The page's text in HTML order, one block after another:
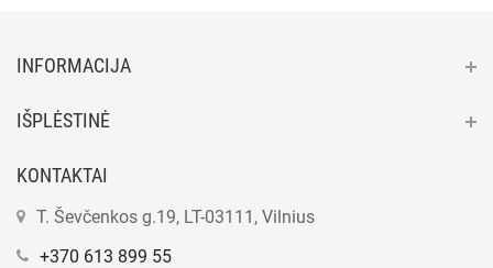
INFORMACIJA
IŠPLĖSTINĖ
KONTAKTAI
T. Ševčenkos g.19, LT-03111, Vilnius
+370 613 899 55